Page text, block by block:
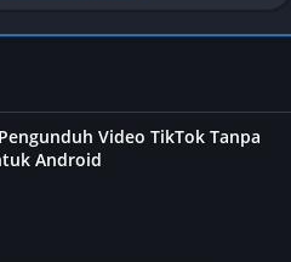
Video TikTok Tanpa
Android